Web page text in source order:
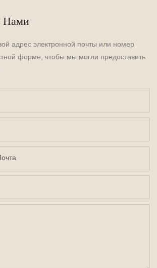
Нами
адрес электронной почты или номер
форме, чтобы мы могли предоставить